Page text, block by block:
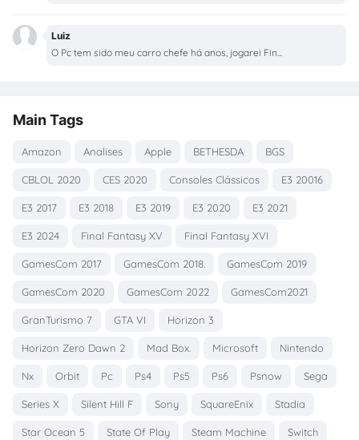
Luiz
O Pc tem sido meu carro chefe há anos, jogarei Fin...
Main Tags
Amazon Analises Apple BETHESDA BGS
CBLOL 2020 CES 2020 Consoles Clássicos E3 20016
E3 2017 E3 2018 E3 2019 E3 2020 E3 2021
E3 2024 Final Fantasy XV Final Fantasy XVI
GamesCom 2017 GamesCom 2018. GamesCom 2019
GamesCom 2020 GamesCom 2022 GamesCom2021
GranTurismo 7 GTA VI Horizon 3
Horizon Zero Dawn 2 Mad Box. Microsoft Nintendo
Nx Orbit Pc Ps4 Ps5 Ps6 Psnow Sega
Series X Silent Hill F Sony SquareEnix Stadia
Star Ocean 5 State Of Play Steam Machine Switch